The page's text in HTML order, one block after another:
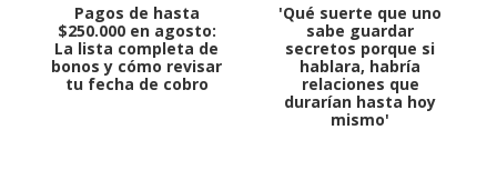
Pagos de hasta
$250.000 en agosto:
La lista completa de
bonos y cómo revisar
tu fecha de cobro
'Qué suerte que uno
sabe guardar
secretos porque si
hablara, habría
relaciones que
durarían hasta hoy
mismo'